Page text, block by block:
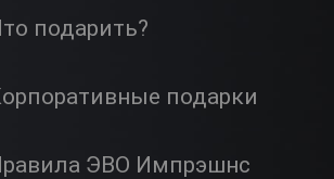
подарить?
подарки
ЭВО Импрэшнс